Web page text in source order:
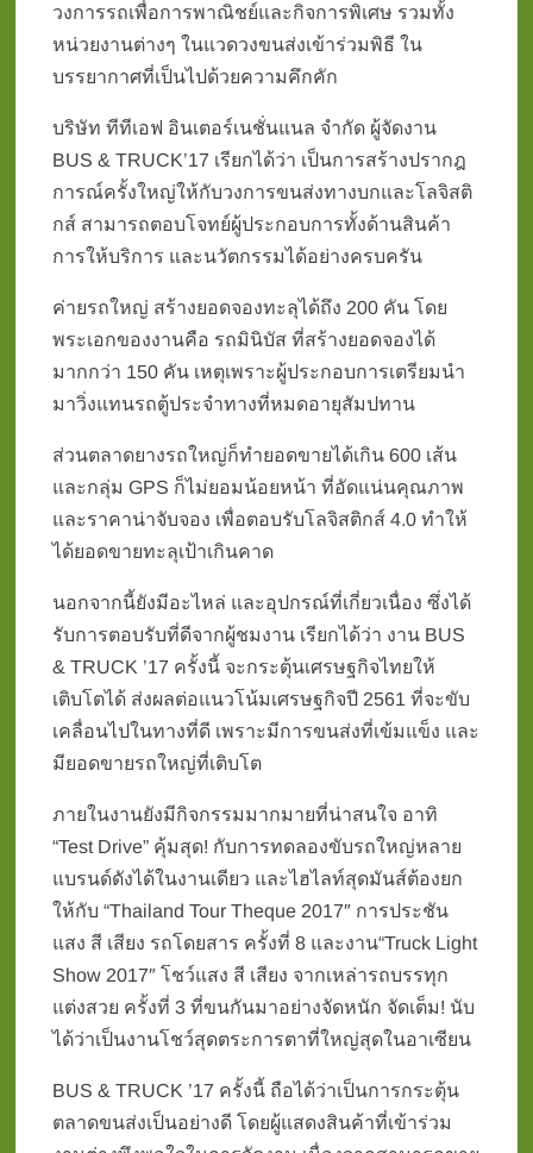
วงการรถเพื่อการพาณิชย์และกิจการพิเศษ รวมทั้ง
หน่วยงานต่างๆ ในแวดวงขนส่งเข้าร่วมพิธี ใน
บรรยากาศที่เป็นไปด้วยความคึกคัก
บริษัท ทีทีเอฟ อินเตอร์เนชั่นแนล จำกัด ผู้จัดงาน
BUS & TRUCK’17 เรียกได้ว่า เป็นการสร้างปรากฎ
การณ์ครั้งใหญ่ให้กับวงการขนส่งทางบกและโลจิสติ
กส์ สามารถตอบโจทย์ผู้ประกอบการทั้งด้านสินค้า
การให้บริการ และนวัตกรรมได้อย่างครบครัน
ค่ายรถใหญ่ สร้างยอดจองทะลุได้ถึง 200 คัน โดย
พระเอกของงานคือ รถมินิบัส ที่สร้างยอดจองได้
มากกว่า 150 คัน เหตุเพราะผู้ประกอบการเตรียมนำ
มาวิ่งแทนรถตู้ประจำทางที่หมดอายุสัมปทาน
ส่วนตลาดยางรถใหญ่ก็ทำยอดขายได้เกิน 600 เส้น
และกลุ่ม GPS ก็ไม่ยอมน้อยหน้า ที่อัดแน่นคุณภาพ
และราคาน่าจับจอง เพื่อตอบรับโลจิสติกส์ 4.0 ทำให้
ได้ยอดขายทะลุเป้าเกินคาด
นอกจากนี้ยังมีอะไหล่ และอุปกรณ์ที่เกี่ยวเนื่อง ซึ่งได้
รับการตอบรับที่ดีจากผู้ชมงาน เรียกได้ว่า งาน BUS
& TRUCK ’17 ครั้งนี้ จะกระตุ้นเศรษฐกิจไทยให้
เติบโตได้ ส่งผลต่อแนวโน้มเศรษฐกิจปี 2561 ที่จะขับ
เคลื่อนไปในทางที่ดี เพราะมีการขนส่งที่เข้มแข็ง และ
มียอดขายรถใหญ่ที่เติบโต
ภายในงานยังมีกิจกรรมมากมายที่น่าสนใจ อาทิ
“Test Drive” คุ้มสุด! กับการทดลองขับรถใหญ่หลาย
แบรนด์ดังได้ในงานเดียว และไฮไลท์สุดมันส์ต้องยก
ให้กับ “Thailand Tour Theque 2017″ การประชัน
แสง สี เสียง รถโดยสาร ครั้งที่ 8 และงาน“Truck Light
Show 2017″ โชว์แสง สี เสียง จากเหล่ารถบรรทุก
แต่งสวย ครั้งที่ 3 ที่ขนกันมาอย่างจัดหนัก จัดเต็ม! นับ
ได้ว่าเป็นงานโชว์สุดตระการตาที่ใหญ่สุดในอาเซียน
BUS & TRUCK ’17 ครั้งนี้ ถือได้ว่าเป็นการกระตุ้น
ตลาดขนส่งเป็นอย่างดี โดยผู้แสดงสินค้าที่เข้าร่วม